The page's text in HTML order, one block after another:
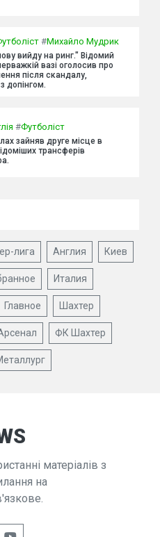
#Михайло Мудрик
вийду на ринг." Відомий
вазі оголосив про
після скандалу,
допінгом.
#Футболіст
зайняв друге місце в
трансферів
лига Англия Киев
Италия
Главное Шахтер
ФК Шахтер
матеріалів з
на